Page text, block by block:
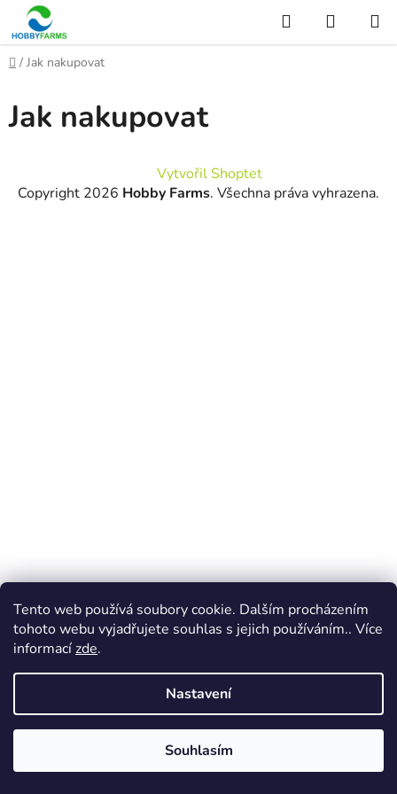
Tento web používá soubory cookie. Dalším procházením
tohoto webu vyjadřujete souhlas s jejich používáním.. Více
informacízde.
Nastavení
Souhlasím
Přejít
na
obsah
Hledat
KOŠÍK
Domů
/ Jak nakupovat
Jak nakupovat
Vytvořil Shoptet
Copyright 2026 Hobby Farms. Všechna práva vyhrazena.